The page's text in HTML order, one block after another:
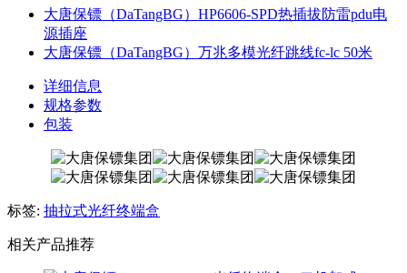
大唐保镖（DaTangBG）HP6606-SPD热插拔防雷pdu电
源插座
大唐保镖（DaTangBG）万兆多模光纤跳线fc-lc 50米
详细信息
规格参数
包装
标签: 抽拉式光纤终端盒
相关产品推荐